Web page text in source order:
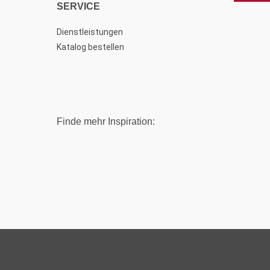
SERVICE
Dienstleistungen
Katalog bestellen
Finde mehr Inspiration: